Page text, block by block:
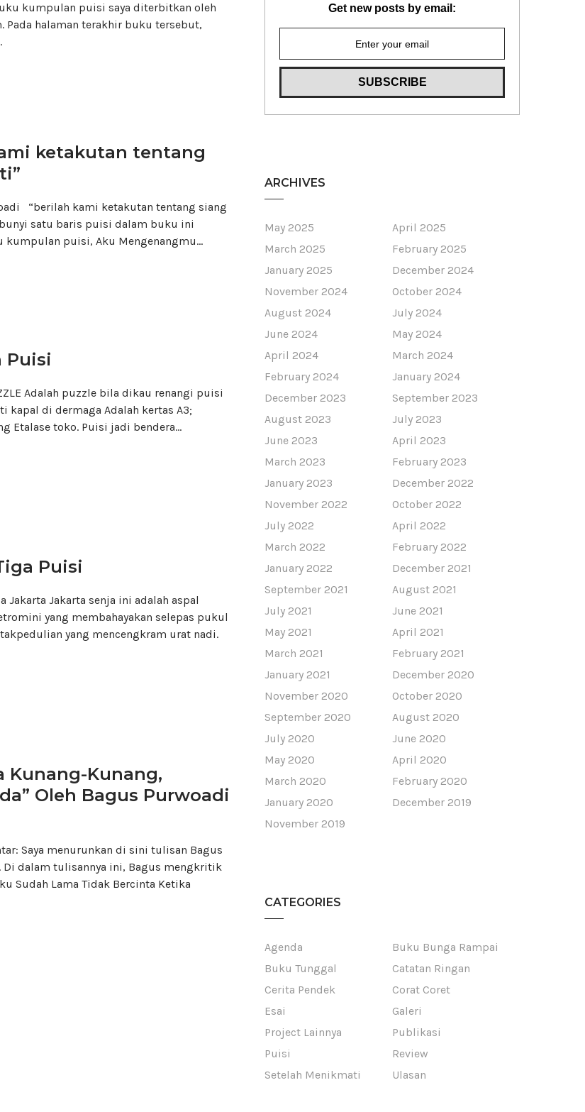
kumpulan puisi saya diterbitkan oleh
Pada halaman terakhir buku tersebut,
ketakutan tentang
“berilah kami ketakutan tentang siang
satu baris puisi dalam buku ini
kumpulan puisi, Aku Mengenangmu…
Puisi
Adalah puzzle bila dikau renangi puisi
kapal di dermaga Adalah kertas A3;
Etalase toko. Puisi jadi bendera…
Puisi
Jakarta Jakarta senja ini adalah aspal
yang membahayakan selepas pukul
yang mencengkram urat nadi.
Kunang-Kunang,
Oleh Bagus Purwoadi
Saya menurunkan di sini tulisan Bagus
Di dalam tulisannya ini, Bagus mengkritik
Sudah Lama Tidak Bercinta Ketika
Get new posts by email:
ARCHIVES
May 2025
April 2025
March 2025
February 2025
January 2025
December 2024
November 2024
October 2024
August 2024
July 2024
June 2024
May 2024
April 2024
March 2024
February 2024
January 2024
December 2023
September 2023
August 2023
July 2023
June 2023
April 2023
March 2023
February 2023
January 2023
December 2022
November 2022
October 2022
July 2022
April 2022
March 2022
February 2022
January 2022
December 2021
September 2021
August 2021
July 2021
June 2021
May 2021
April 2021
March 2021
February 2021
January 2021
December 2020
November 2020
October 2020
September 2020
August 2020
July 2020
June 2020
May 2020
April 2020
March 2020
February 2020
January 2020
December 2019
November 2019
CATEGORIES
Agenda
Buku Bunga Rampai
Buku Tunggal
Catatan Ringan
Cerita Pendek
Corat Coret
Esai
Galeri
Project Lainnya
Publikasi
Puisi
Review
Setelah Menikmati
Ulasan